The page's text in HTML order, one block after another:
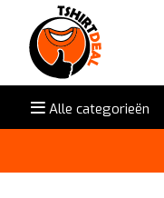
Alle categorieën